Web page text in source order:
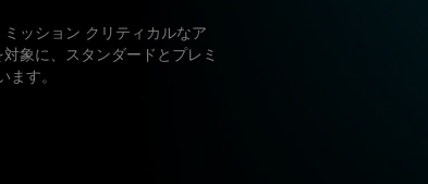
ッション クリティカルなア
象に、スタンダードとプレミ
す。